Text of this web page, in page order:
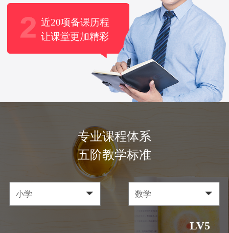
近20项备课历程
让课堂更加精彩
专业课程体系
五阶教学标准
LV5